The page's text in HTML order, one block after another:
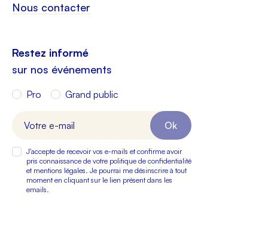
Nous contacter
Restez informé
sur nos événements
Pro Grand public
Ok
J'accepte de recevoir vos e-mails et confirme avoir
pris connaissance de votre politique de confidentialité
et mentions légales. Je pourrai me désinscrire à tout
moment en cliquant sur le lien présent dans les
emails.